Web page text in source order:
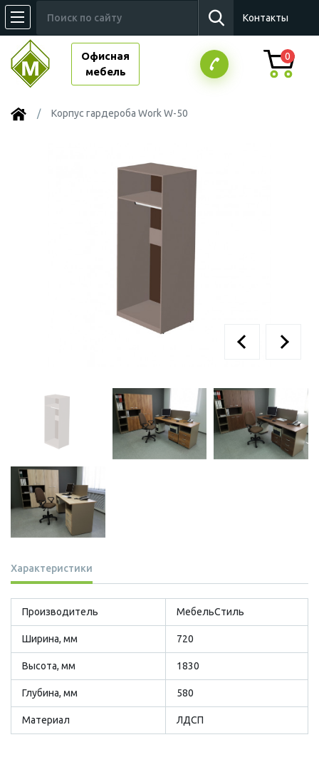
Контакты
Офисная
мебель
0
Корпус гардероба Work W-50
Характеристики
Производитель МебельСтиль
Ширина, мм 720
Высота, мм 1830
Глубина, мм 580
Материал ЛДСП